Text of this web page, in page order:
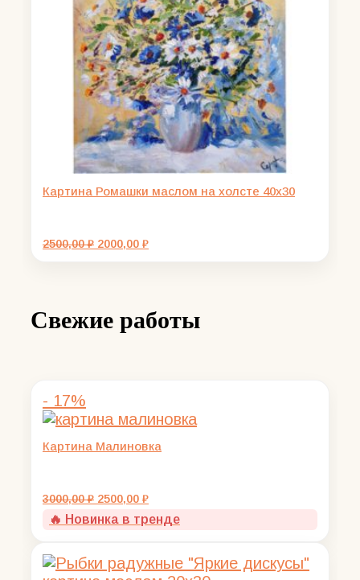
Картина Ромашки маслом на холсте 40х30
2500,00₽ Первоначальная
2000,00 ₽Текущая
Свежие работы
- 17%
Картина Малиновка
3000,00₽ Первоначальная
составляла
2500,00 ₽Текущая
2500,00 ₽.
🔥 Новинка в тренде